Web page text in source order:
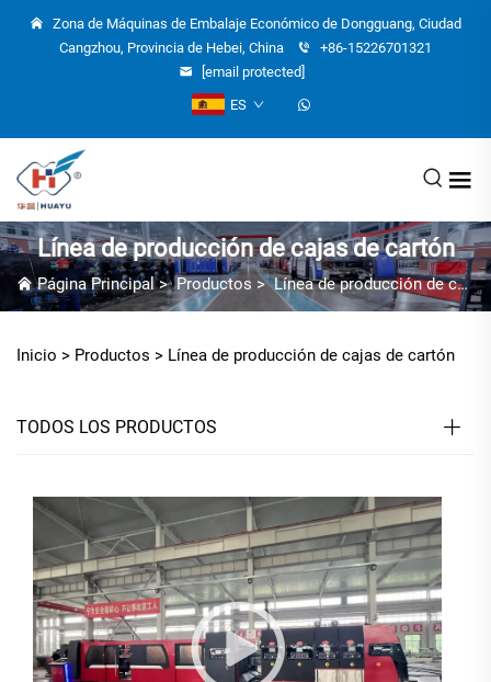
Zona de Máquinas de Embalaje Económico de Dongguang, Ciudad
Cangzhou, Provincia de Hebei, China
+86-15226701321
[email protected]
ES
Línea de producción de cajas de cartón
Página Principal>Productos >Línea de producción de cajas de cartón
Inicio > Productos > Línea de producción de cajas de cartón
TODOS LOS PRODUCTOS